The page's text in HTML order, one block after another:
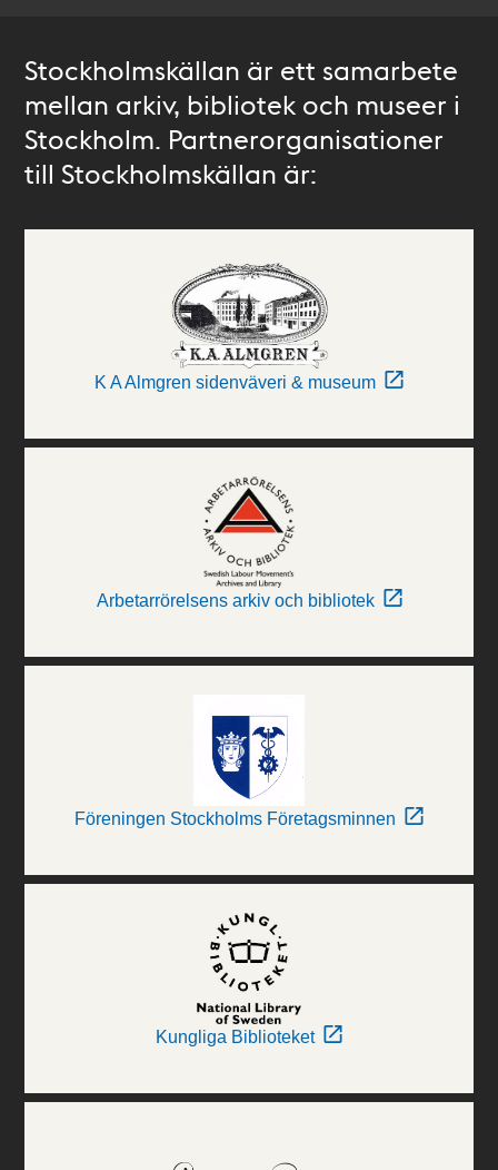
Stockholmskällan är ett samarbete
mellan arkiv, bibliotek och museer i
Stockholm. Partnerorganisationer
till Stockholmskällan är:
K A Almgren sidenväveri & museum
Arbetarrörelsens arkiv och bibliotek
Föreningen Stockholms Företagsminnen
Kungliga Biblioteket